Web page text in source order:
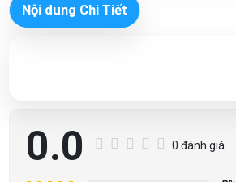
Nội dung Chi Tiết
0.0 0 đánh giá